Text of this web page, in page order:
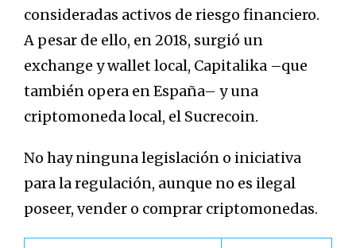
consideradas activos de riesgo financiero.
A pesar de ello, en 2018, surgió un
exchange y wallet local, Capitalika –que
también opera en España– y una
criptomoneda local, el Sucrecoin.
No hay ninguna legislación o iniciativa
para la regulación, aunque no es ilegal
poseer, vender o comprar criptomonedas.